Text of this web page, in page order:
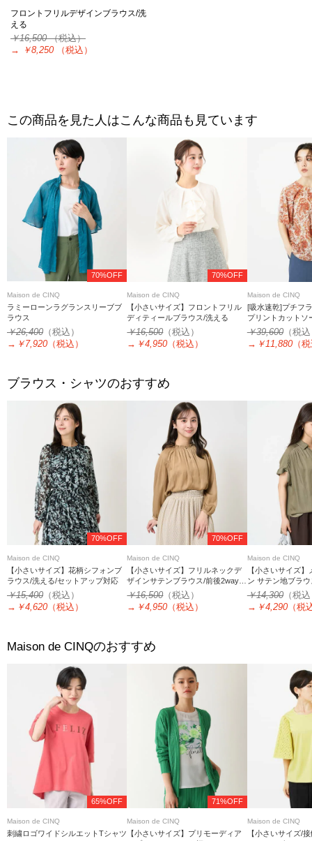
フロントフリルデザインブラウス/洗
える
￥16,500（税込）
→
￥8,250 （税込）
この商品を見た人はこんな商品も見ています
70%OFF
Maison de CINQ
ラミーローンラグランスリーブブ
ラウス
￥26,400 （税込）
→ ￥7,920 （税込）
70%OFF
Maison de CINQ
【小さいサイズ】フロントフリル
ディティールブラウス/洗える
￥16,500（税込）
→ ￥4,950 （税込）
Maison de CINQ
[吸水速乾]プチフ
プリントカットソ
￥39,600（税
→ ￥11,880（
ブラウス・シャツのおすすめ
70%OFF
Maison de CINQ
【小さいサイズ】花柄シフォンブ
ラウス/洗える/セットアップ対応
￥15,400 （税込）
→ ￥4,620 （税込）
70%OFF
Maison de CINQ
【小さいサイズ】フリルネックデ
ザインサテンブラウス/前後2way/
接触冷感/洗える/セットアップ対応
￥16,500（税込）
→ ￥4,950 （税込）
Maison de CINQ
【小さいサイズ
ン サテン地ブラ
える
￥14,300（税
→ ￥4,290（税
Maison de CINQのおすすめ
65%OFF
Maison de CINQ
刺繍ロゴワイドシルエットTシャツ
71%OFF
Maison de CINQ
【小さいサイズ】プリモーディア
Maison de CINQ
【小さいサイズ/